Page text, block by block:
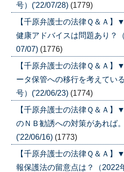
号）('22/07/28) (1779)
【千原弁護士の法律Ｑ＆Ａ
健康アドバイスは問題あり？
07/07) (1776)
【千原弁護士の法律Ｑ＆Ａ
ータ保管への移行を考えてい
号）('22/06/23) (1774)
【千原弁護士の法律Ｑ＆Ａ
のＮＢ勧誘への対策があれば
('22/06/16) (1773)
【千原弁護士の法律Ｑ＆Ａ
報保護法の留意点は？（2022